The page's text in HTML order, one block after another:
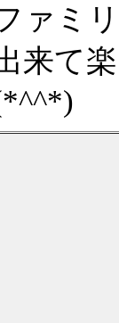
ァミ
来て